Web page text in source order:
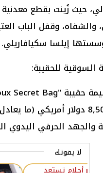
حيث زُينت بقطع
والشفاه، وقفل الباب
إيلسا سكيافاريلي.
السوقية للحقيبة:
والجهد الحرفي اليدوي
لا يفوتك